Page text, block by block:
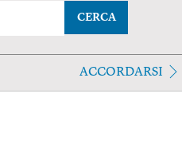
CERCA
ACCORDARSI